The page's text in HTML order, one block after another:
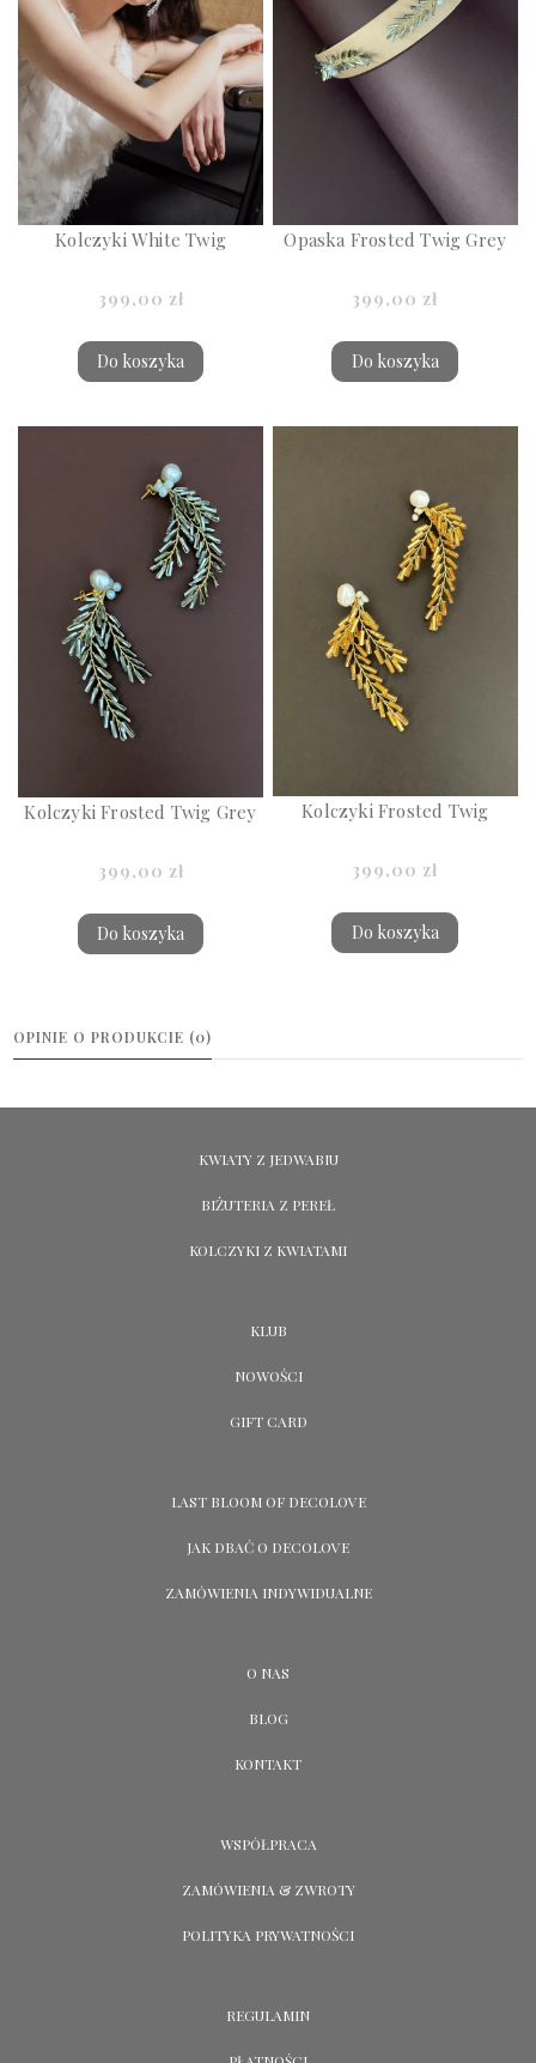
Kolczyki White Twig
399,00 zł
Do koszyka
Opaska Frosted Twig Grey
399,00 zł
Do koszyka
Kolczyki Frosted Twig Grey
399,00 zł
Do koszyka
Kolczyki Frosted Twig
399,00 zł
Do koszyka
OPINIE O PRODUKCIE (0)
KWIATY Z JEDWABIU
BIŻUTERIA Z PEREŁ
KOLCZYKI Z KWIATAMI
KLUB
NOWOŚCI
GIFT CARD
LAST BLOOM OF DECOLOVE
JAK DBAĆ O DECOLOVE
ZAMÓWIENIA INDYWIDUALNE
O NAS
BLOG
KONTAKT
WSPÓŁPRACA
ZAMÓWIENIA & ZWROTY
POLITYKA PRYWATNOŚCI
REGULAMIN